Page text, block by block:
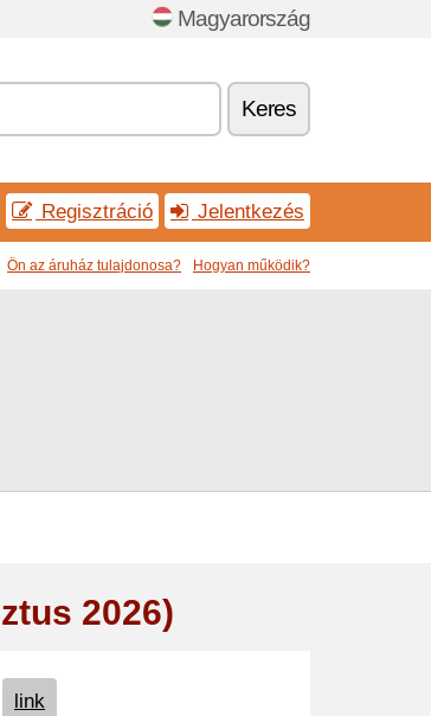
Magyarország
Keres
Regisztráció Jelentkezés
Ön az áruház tulajdonosa? Hogyan működik?
2026)
link